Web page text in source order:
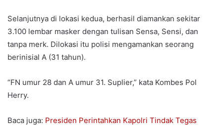
Selanjutnya di lokasi kedua, berhasil diamankan sekitar
3.100 lembar masker dengan tulisan Sensa, Sensi, dan
tanpa merk. Dilokasi itu polisi mengamankan seorang
berinisial A (31 tahun).
“FN umur 28 dan A umur 31. Suplier,” kata Kombes Pol
Herry.
Baca juga: Presiden Perintahkan Kapolri Tindak Tegas